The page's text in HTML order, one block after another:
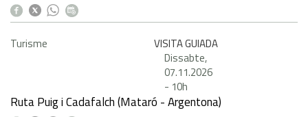
Turisme
VISITA GUIADA
Dissabte,
07.11.2026
- 10h
Ruta Puig i Cadafalch (Mataró - Argentona)